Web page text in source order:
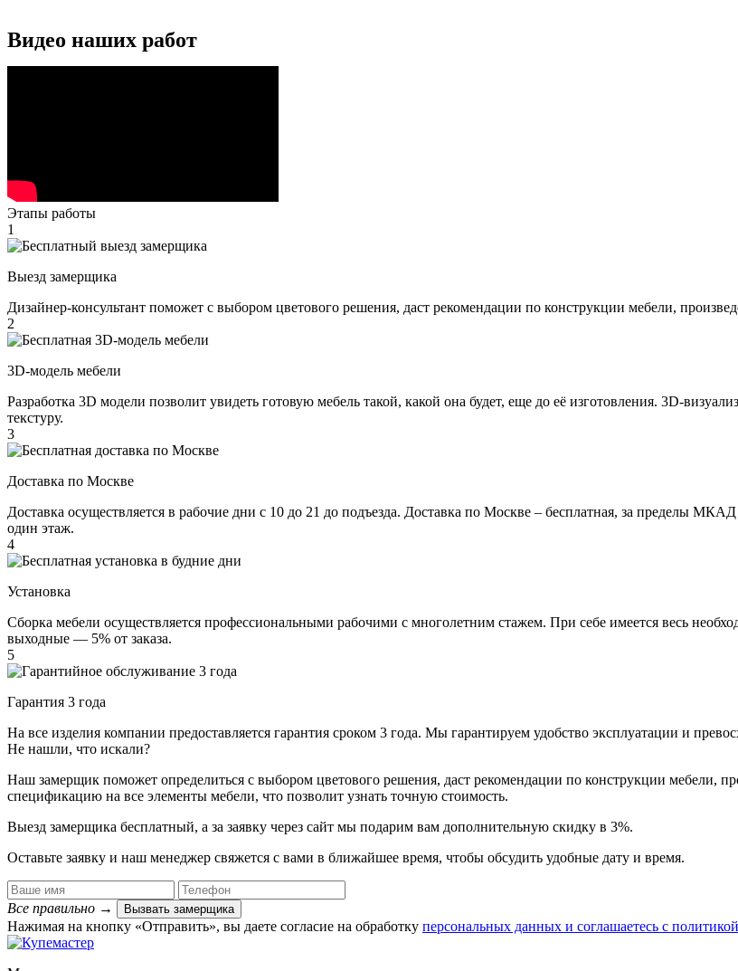
Видео наших работ
Этапы работы
1
Выезд замерщика
Дизайнер-консультант поможет с выбором цветового решения, даст рекомендации по конструкции мебели,
2
3D-модель мебели
Разработка 3D модели позволит увидеть готовую мебель такой, какой она будет, еще до её изготовления. 3D-
текстуру.
3
Доставка по Москве
Доставка осуществляется в рабочие дни с 10 до 21 до подъезда. Доставка по Москве – бесплатная, за пределы
один этаж.
4
Установка
Сборка мебели осуществляется профессиональными рабочими с многолетним стажем. При себе имеется весь
выходные — 5% от заказа.
5
Гарантия 3 года
На все изделия компании предоставляется гарантия сроком 3 года. Мы гарантируем удобство эксплуатации и
Не нашли, что искали?
Наш замерщик поможет определиться с выбором цветового решения, даст рекомендации по конструкции мебели,
спецификацию на все элементы мебели, что позволит узнать точную стоимость.
Выезд замерщика бесплатный, а за заявку через сайт мы подарим вам дополнительную скидку в 3%.
Оставьте заявку и наш менеджер свяжется с вами в ближайшее время, чтобы обсудить удобные дату и время.
Все правильно → Вызвать замерщика
Нажимая на кнопку «Отправить», вы даете согласие на обработку персональных данных​ и соглашаетесь c